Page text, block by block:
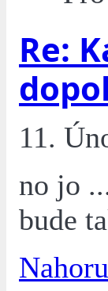
Re:
11.
no jo
bude
Nahoru